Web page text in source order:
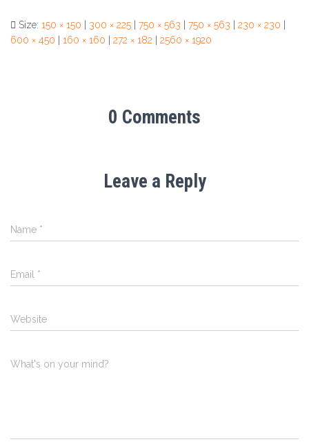
Size: 150 × 150 300 × 225 750 × 563 750 × 563 230 × 230
600 × 450
160 × 160 272 × 182 2560 × 1920
0 Comments
Leave a Reply
Name *
Email *
Website
What's on your mind?